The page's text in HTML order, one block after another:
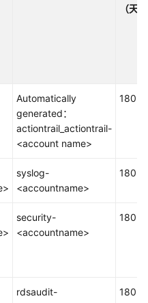
（天）
Automatically
generated：
actiontrail_actiontrail-
<account name>
180
syslog-
<accountname>
180
security-
<accountname>
180
rdsaudit-
180